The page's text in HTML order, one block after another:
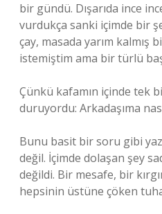
bir gündü. Dışarıda ince
vurdukça sanki içimde bir
çay, masada yarım kalmış
istemiştim ama bir türlü
Çünkü kafamın içinde tek
duruyordu: Arkadaşıma
Bunu basit bir soru gibi
değil. İçimde dolaşan şey
değildi. Bir mesafe, bir
hepsinin üstüne çöken